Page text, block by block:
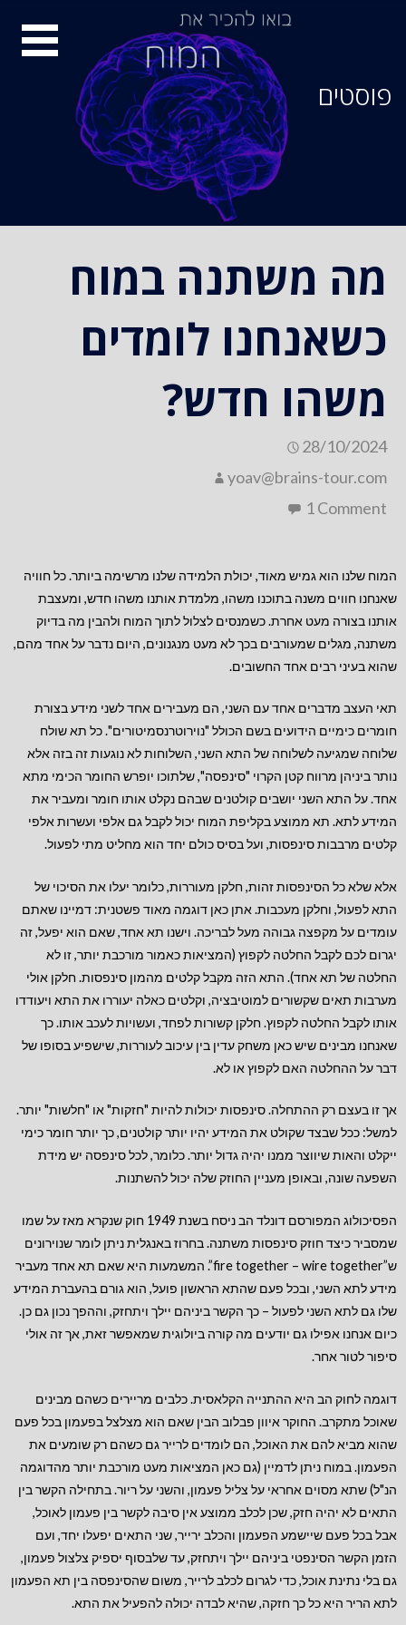
פוסטים
מה משתנה במוח
כשאנחנו לומדים
משהו חדש?
28/10/2024
yoav@brains-tour.com
1 Comment
המוח שלנו הוא גמיש מאוד, יכולת הלמידה שלנו מרשימה ביותר. כל חוויה
שאנחנו חווים משנה בתוכנו משהו, מלמדת אותנו משהו חדש, ומעצבת
אותנו בצורה מעט אחרת. כשמנסים לצלול לתוך המוח ולהבין מה בדיוק
משתנה, מגלים שמעורבים בכך לא מעט מנגנונים, היום נדבר על אחד מהם,
שהוא בעיני רבים אחד החשובים.
תאי העצב מדברים אחד עם השני, הם מעבירים אחד לשני מידע בצורת
חומרים כימיים הידועים בשם הכולל "נוירוטרנסמיטורים". כל תא שולח
שלוחה שמגיעה לשלוחה של התא השני, השלוחות לא נוגעות זה בזה אלא
נותר ביניהן מרווח קטן הקרוי "סינפסה", שלתוכו יופרש החומר הכימי מתא
אחד. על התא השני יושבים קולטנים שבהם נקלט אותו חומר ומעביר את
המידע לתא. תא ממוצע בקליפת המוח יכול לקבל גם אלפי ועשרות אלפי
קלטים מרבבות סינפסות, ועל בסיס כולם יחד הוא מחליט מתי לפעול.
אלא שלא כל הסינפסות זהות, חלקן מעוררות, כלומר יעלו את הסיכוי של
התא לפעול, וחלקן מעכבות. אתן כאן דוגמה מאוד פשטנית: דמיינו שאתם
עומדים על מקפצה גבוהה מעל לבריכה. וישנו תא אחד, שאם הוא יפעל, זה
יגרום לכם לקבל החלטה לקפוץ (המציאות כאמור מורכבת יותר, זו לא
החלטה של תא אחד). התא הזה מקבל קלטים מהמון סינפסות. חלקן אולי
מערבות תאים שקשורים למוטיבציה, וקלטים כאלה יעוררו את התא ויעודדו
אותו לקבל החלטה לקפוץ. חלקן קשורות לפחד, ועשויות לעכב אותו. כך
שאנחנו מבינים שיש כאן משחק עדין בין עיכוב לעוררות, שישפיע בסופו של
דבר על ההחלטה האם לקפוץ או לא.
אך זו בעצם רק ההתחלה. סינפסות יכולות להיות "חזקות" או "חלשות" יותר.
למשל: ככל שבצד שקולט את המידע יהיו יותר קולטנים, כך יותר חומר כימי
ייקלט והאות שיווצר ממנו יהיה גדול יותר. כלומר, לכל סינפסה יש מידת
השפעה שונה, ובאופן מעניין החוזק שלה יכול להשתנות.
הפסיכולוג המפורסם דונלד הב ניסח בשנת 1949 חוק שנקרא מאז על שמו
שמסביר כיצד חוזק סינפסות משתנה. בחרוז באנגלית ניתן לומר שנוירונים
ש”fire together – wire together”. המשמעות היא שאם תא אחד מעביר
מידע לתא השני, ובכל פעם שהתא הראשון פועל, הוא גורם בהעברת המידע
שלו גם לתא השני לפעול – כך הקשר ביניהם יילך ויתחזק, וההפך נכון גם כן.
כיום אנחנו אפילו גם יודעים מה קורה ביולוגית שמאפשר זאת, אך זה אולי
סיפור לטור אחר.
דוגמה לחוק הב היא ההתנייה הקלאסית. כלבים מריירים כשהם מבינים
שאוכל מתקרב. החוקר איוון פבלוב הבין שאם הוא מצלצל בפעמון בכל פעם
שהוא מביא להם את האוכל, הם לומדים לרייר גם כשהם רק שומעים את
הפעמון. במוח ניתן לדמיין (גם כאן המציאות מעט מורכבת יותר מהדוגמה
הנ"ל) שתא מסוים אחראי על צליל פעמון, והשני על ריור. בתחילה הקשר בין
התאים לא יהיה חזק, שכן לכלב ממוצע אין סיבה לקשר בין פעמון לאוכל,
אבל בכל פעם שיישמע הפעמון והכלב ירייר, שני התאים יפעלו יחד, ועם
הזמן הקשר הסינפטי ביניהם יילך ויתחזק, עד שלבסוף יספיק צלצול פעמון,
גם בלי נתינת אוכל, כדי לגרום לכלב לרייר, משום שהסינפסה בין תא הפעמון
לתא הריר היא כל כך חזקה, שהיא לבדה יכולה להפעיל את התא.